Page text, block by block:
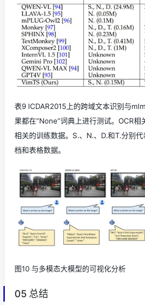
表9 ICDAR2015上的跨域文本识别与
果都在“None”词典上进行测试。OCR相
相关的训练数据。S.、N.、D.和T.分别
档和表格数据。
图10 与多模态大模型的可视化分析
05 总结